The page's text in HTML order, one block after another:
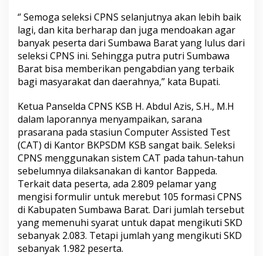
‘’ Semoga seleksi CPNS selanjutnya akan lebih baik
lagi, dan kita berharap dan juga mendoakan agar
banyak peserta dari Sumbawa Barat yang lulus dari
seleksi CPNS ini. Sehingga putra putri Sumbawa
Barat bisa memberikan pengabdian yang terbaik
bagi masyarakat dan daerahnya,” kata Bupati.
Ketua Panselda CPNS KSB H. Abdul Azis, S.H., M.H
dalam laporannya menyampaikan, sarana
prasarana pada stasiun Computer Assisted Test
(CAT) di Kantor BKPSDM KSB sangat baik. Seleksi
CPNS menggunakan sistem CAT pada tahun-tahun
sebelumnya dilaksanakan di kantor Bappeda.
Terkait data peserta, ada 2.809 pelamar yang
mengisi formulir untuk merebut 105 formasi CPNS
di Kabupaten Sumbawa Barat. Dari jumlah tersebut
yang memenuhi syarat untuk dapat mengikuti SKD
sebanyak 2.083. Tetapi jumlah yang mengikuti SKD
sebanyak 1.982 peserta.